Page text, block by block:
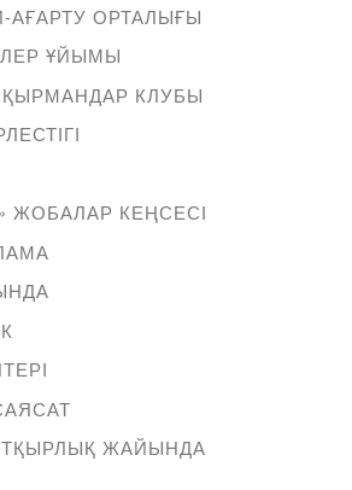
АҒАРТУ ОРТАЛЫҒЫ
ҰЙЫМЫ
КЛУБЫ
ЖОБАЛАР КЕҢСЕСІ
ЖАЙЫНДА